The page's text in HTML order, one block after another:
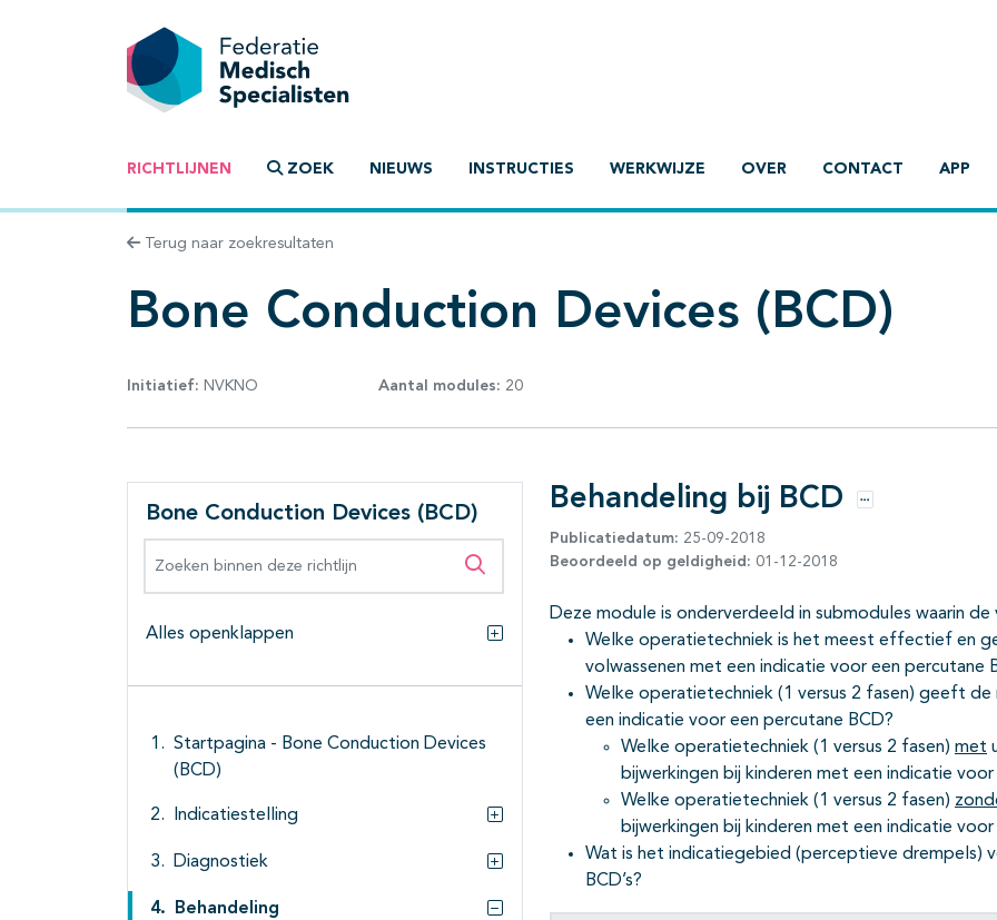
RICHTLIJNEN ZOEK NIEUWS INSTRUCTIES WERKWIJZE OVER CONTACT APP
Terug naar zoekresultaten
Bone Conduction Devices (BCD)
Initiatief: NVKNO Aantal modules: 20
Bone Conduction Devices (BCD)
Zoeken binnen deze richtlijn
Alles openklappen
Alles openklappen
Startpagina - Bone Conduction Devices
(BCD)
Indicatiestelling
Subpagina's open- en dichtklappen
Diagnostiek
Subpagina's open- en dichtklappen
Behandeling
Behandeling bij BCD Opties
Publicatiedatum: 25-09-2018
Beoordeeld op geldigheid: 01-12-2018
Deze module is onderverdeeld in submodules waarin
Welke operatietechniek is het meest effectief en
volwassenen met een indicatie voor een percutane
Welke operatietechniek (1 versus 2 fasen) geeft
een indicatie voor een percutane BCD?
Welke operatietechniek (1 versus 2 fasen) met
bijwerkingen bij kinderen met een indicatie
Welke operatietechniek (1 versus 2 fasen)
bijwerkingen bij kinderen met een indicatie
Wat is het indicatiegebied (perceptieve drempels)
BCD’s?